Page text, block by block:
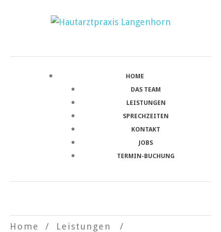
HOME
DAS TEAM
LEISTUNGEN
SPRECHZEITEN
KONTAKT
JOBS
TERMIN-BUCHUNG
Home
Leistungen